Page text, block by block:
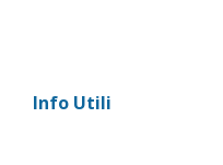
Info Utili